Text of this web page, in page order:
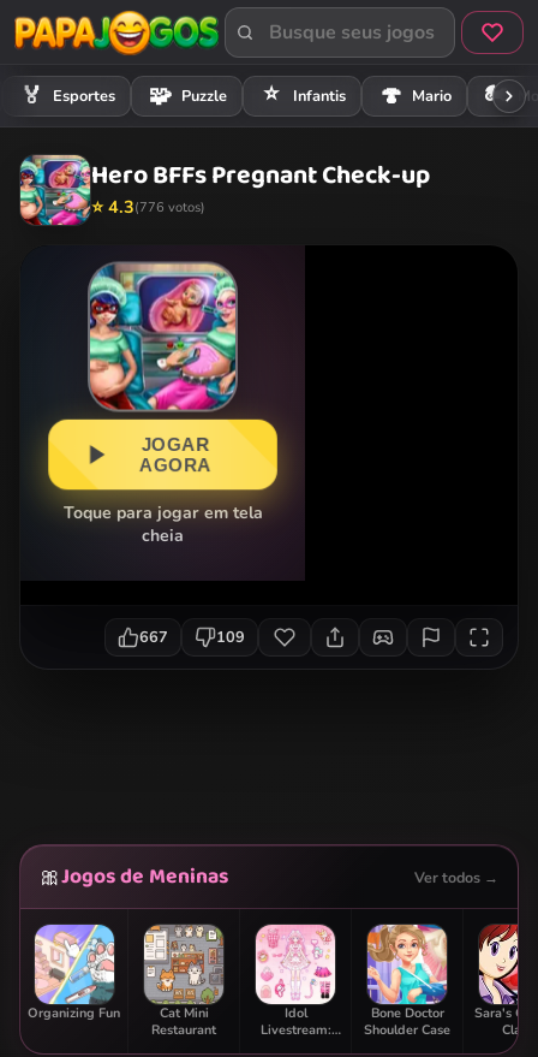
🏅 Esportes 🧩 Puzzle ⭐ Infantis 🍄 Mario 🏍️
Hero BFFs Pregnant Check-up
⭐ 4.3(776 votos)
JOGAR
AGORA
Toque para jogar em tela
cheia
667 109
🎀Jogos de Meninas Ver todos →
Organizing Fun
Cat Mini
Restaurant
Idol
Livestream:
Bone Doctor
Shoulder Case
Sara's
Class: